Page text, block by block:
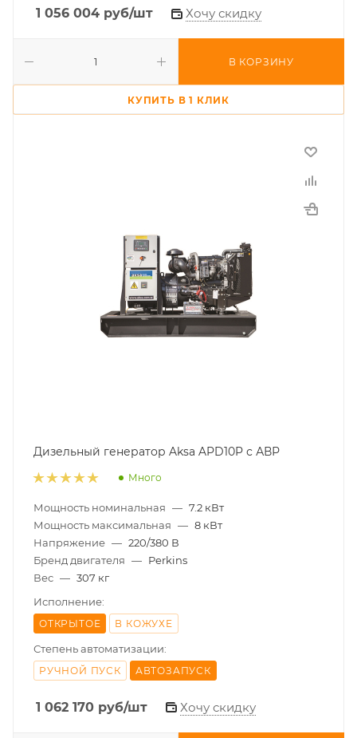
1 056 004 руб/шт Хочу скидку
В КОРЗИНУ
КУПИТЬ В 1 КЛИК
Дизельный генератор Aksa APD10P с АВР
Много
Мощность номинальная — 7.2 кВт
Мощность максимальная — 8 кВт
Напряжение — 220/380 В
Бренд двигателя — Perkins
Вес — 307 кг
Исполнение:
ОТКРЫТОЕ В КОЖУХЕ
Степень автоматизации:
РУЧНОЙ ПУСК АВТОЗАПУСК
1 062 170 руб/шт Хочу скидку